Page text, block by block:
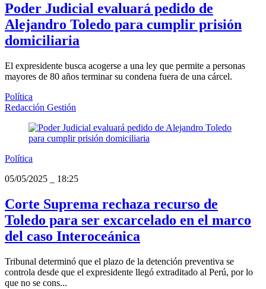
Poder Judicial evaluará pedido de
Alejandro Toledo para cumplir prisión
domiciliaria
El expresidente busca acogerse a una ley que permite a personas
mayores de 80 años terminar su condena fuera de una cárcel.
Política
Redacción Gestión
Política
05/05/2025
18:25
Corte Suprema rechaza recurso de
Toledo para ser excarcelado en el marco
del caso Interoceánica
Tribunal determinó que el plazo de la detención preventiva se
controla desde que el expresidente llegó extraditado al Perú, por lo
que no se cons...